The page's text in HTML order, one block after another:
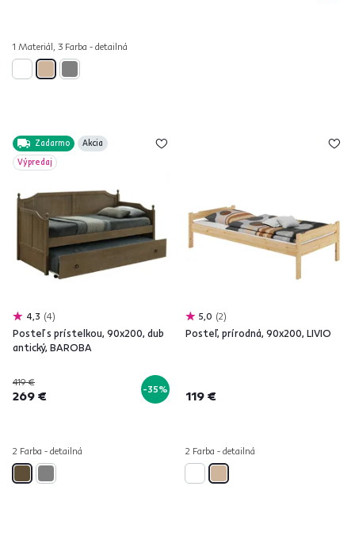
1 Materiál, 3 Farba - detailná
Zadarmo
Akcia
Výpredaj
4,3 4
Posteľ s prístelkou, 90x200, dub
antický, BAROBA
419 €
269 € -35%
2 Farba - detailná
5,0 2
Posteľ, prírodná, 90x200, LIVIO
119 €
2 Farba - detailná